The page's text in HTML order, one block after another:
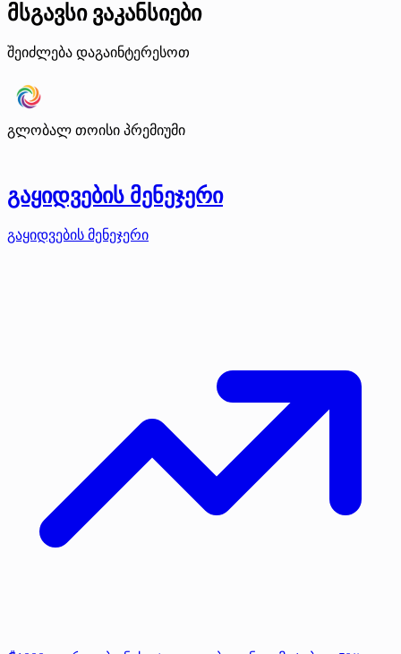
მსგავსი ვაკანსიები
შეიძლება დაგაინტერესოთ
გლობალ თოისი პრემიუმი
გაყიდვების მენეჯერი
გაყიდვების მენეჯერი